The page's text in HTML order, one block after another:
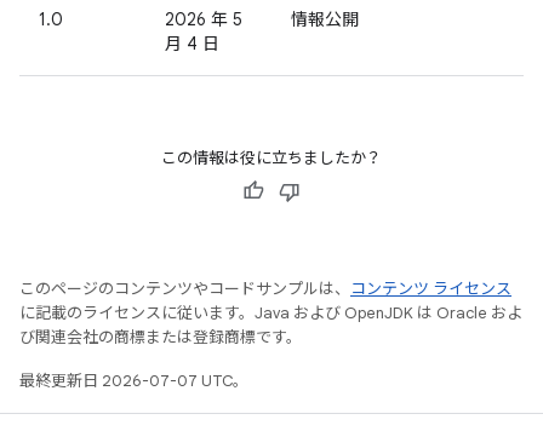
1.0
2026 年 5
月 4 日
情報公開
この情報は役に立ちましたか？
このページのコンテンツやコードサンプルは、
コンテンツ ライセンス
に記載のライセンスに従います。Java および OpenJDK は Oracle およ
び関連会社の商標または登録商標です。
最終更新日 2026-07-07 UTC。